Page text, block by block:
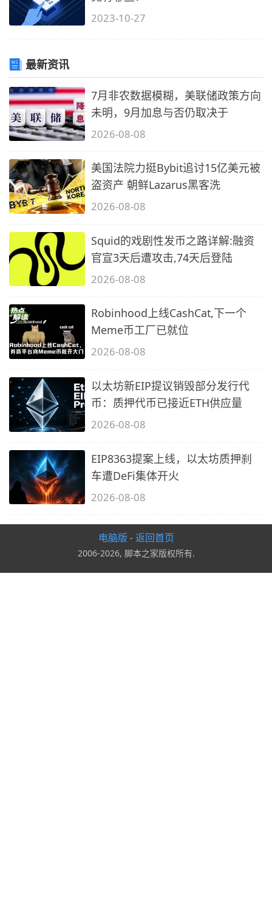
2023-10-27
最新资讯
7月非农数据模糊，美联储政策方向
未明，9月加息与否仍取决于
2026-08-08
美国法院力挺Bybit追讨15亿美元被
盗资产 朝鲜Lazarus黑客洗
2026-08-08
Squid的戏剧性发币之路详解:融资
官宣3天后遭攻击,74天后登陆
2026-08-08
Robinhood上线CashCat,下一个
Meme币工厂已就位
2026-08-08
以太坊新EIP提议销毁部分发行代
币：质押代币已接近ETH供应量
2026-08-08
EIP8363提案上线，以太坊质押刹
车遭DeFi集体开火
2026-08-08
电脑版 - 返回首页
2006-2026, 脚本之家版权所有.